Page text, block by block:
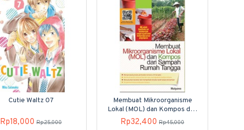
Cutie Waltz 07
Rp18,000 Rp25,000
Membuat Mikroorganisme
Lokal (MOL) dan Kompos dari
Sampah Rumah Tangga
Rp32,400 Rp45,000